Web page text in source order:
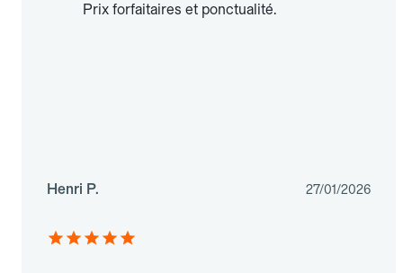
Prix forfaitaires et ponctualité.
Henri P. 27/01/2026